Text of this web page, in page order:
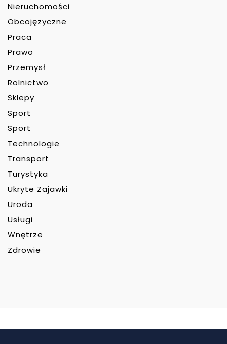
Nieruchomości
Obcojęzyczne
Praca
Prawo
Przemysł
Rolnictwo
Sklepy
Sport
Sport
Technologie
Transport
Turystyka
Ukryte Zajawki
Uroda
Usługi
Wnętrze
Zdrowie